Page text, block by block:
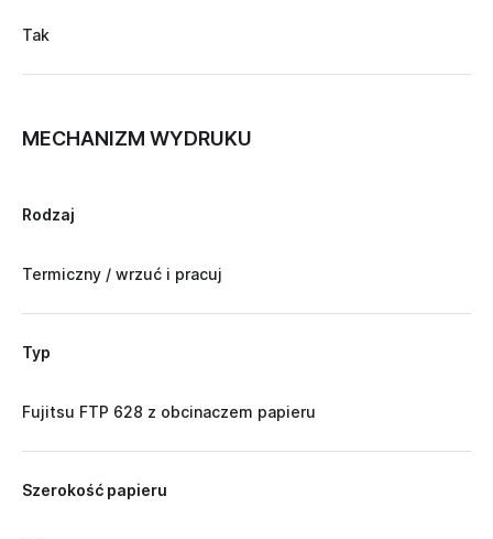
Tak
MECHANIZM WYDRUKU
Rodzaj
Termiczny / wrzuć i pracuj
Typ
Fujitsu FTP 628 z obcinaczem papieru
Szerokość papieru